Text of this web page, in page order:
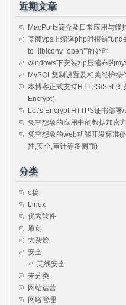
近期文章
MacPorts简介及日常应用与维
某商vps上编译php时报错
to `libiconv_open’”的处理
windows下安装zip压缩布的
MySQL复制设置及相关维护操
本博客正式支持HTTPS/SSL浏
Encrypt）
Let’s Encrypt HTTPS证书部
凭空想象的应用中的数据加密
凭空想象的web功能开发标准(
性,安全,审计等多侧面)
分类
e搞
Linux
优秀软件
原创
大杂烩
安全
无线安全
未分类
网站运营
网络管理